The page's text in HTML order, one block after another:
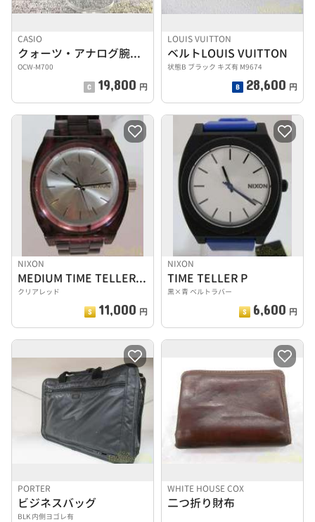
CASIO
クォーツ・アナログ腕時計
OCW-M700
19,800 円
LOUIS VUITTON
ベルトLOUIS VUITTON
状態B ブラック キズ有 M9674
28,600 円
NIXON
MEDIUM TIME TELLER ACETATE
クリアレッド
11,000 円
NIXON
TIME TELLER P
黒×青 ベルトラバー
6,600 円
PORTER
ビジネスバッグ
BLK 内側ヨゴレ有
WHITE HOUSE COX
二つ折り財布